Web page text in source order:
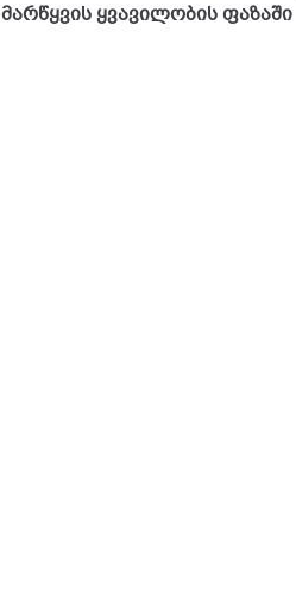
მარწყვის ყვავილობის ფაზაში